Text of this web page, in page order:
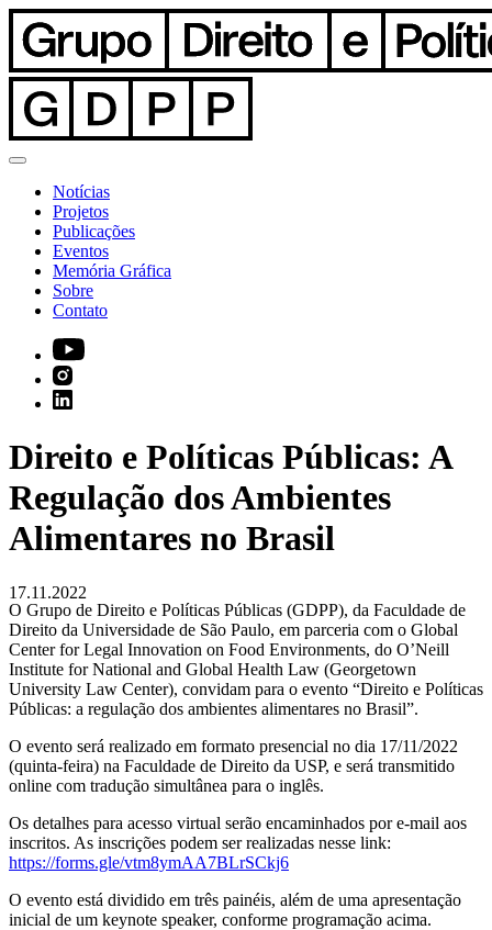
Notícias
Projetos
Publicações
Eventos
Memória Gráfica
Sobre
Contato
Direito e Políticas Públicas: A
Regulação dos Ambientes
Alimentares no Brasil
17.11.2022
O Grupo de Direito e Políticas Públicas (GDPP), da Faculdade de
Direito da Universidade de São Paulo, em parceria com o Global
Center for Legal Innovation on Food Environments, do O’Neill
Institute for National and Global Health Law (Georgetown
University Law Center), convidam para o evento “Direito e Políticas
Públicas: a regulação dos ambientes alimentares no Brasil”.
O evento será realizado em formato presencial no dia 17/11/2022
(quinta-feira) na Faculdade de Direito da USP, e será transmitido
online com tradução simultânea para o inglês.
Os detalhes para acesso virtual serão encaminhados por e-mail aos
inscritos. As inscrições podem ser realizadas nesse link:
https://forms.gle/vtm8ymAA7BLrSCkj6
O evento está dividido em três painéis, além de uma apresentação
inicial de um keynote speaker, conforme programação acima.